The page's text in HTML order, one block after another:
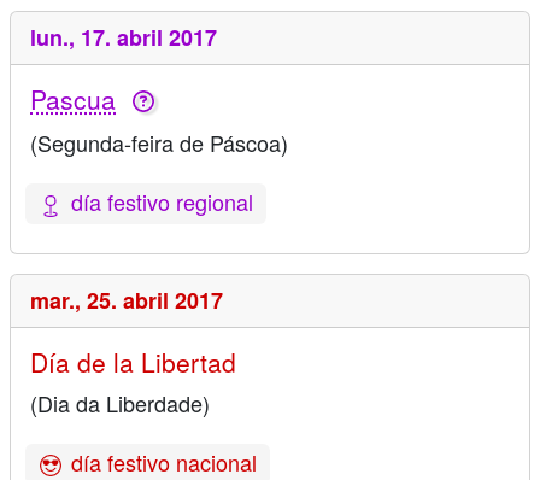
lun., 17. abril 2017
Pascua
(Segunda-feira de Páscoa)
día festivo regional
mar., 25. abril 2017
Día de la Libertad
(Dia da Liberdade)
día festivo nacional